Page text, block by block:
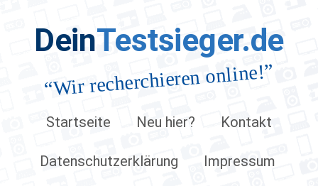
DeinTestsieger.de
“Wir recherchieren online!”
Startseite Neu hier? Kontakt
Datenschutzerklärung Impressum